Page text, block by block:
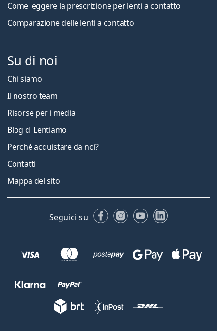
Come leggere la prescrizione per lenti a contatto
Comparazione delle lenti a contatto
Su di noi
Chi siamo
Il nostro team
Risorse per i media
Blog di Lentiamo
Perché acquistare da noi?
Contatti
Mappa del sito
Seguici su FacebookInstagram
YouTubeLinkedIn